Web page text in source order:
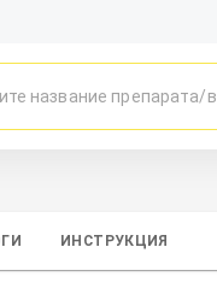
ИНСТРУКЦИЯ